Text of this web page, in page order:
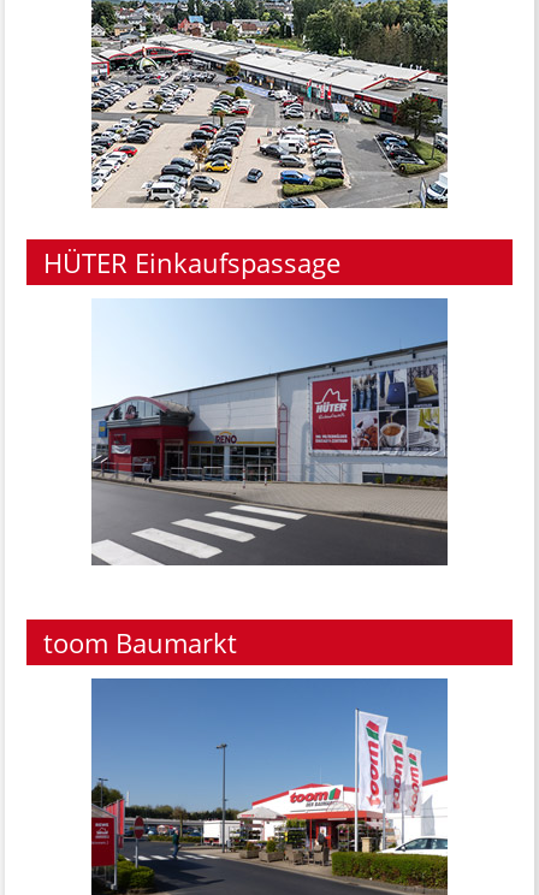
HÜTER Einkaufspassage
toom Baumarkt